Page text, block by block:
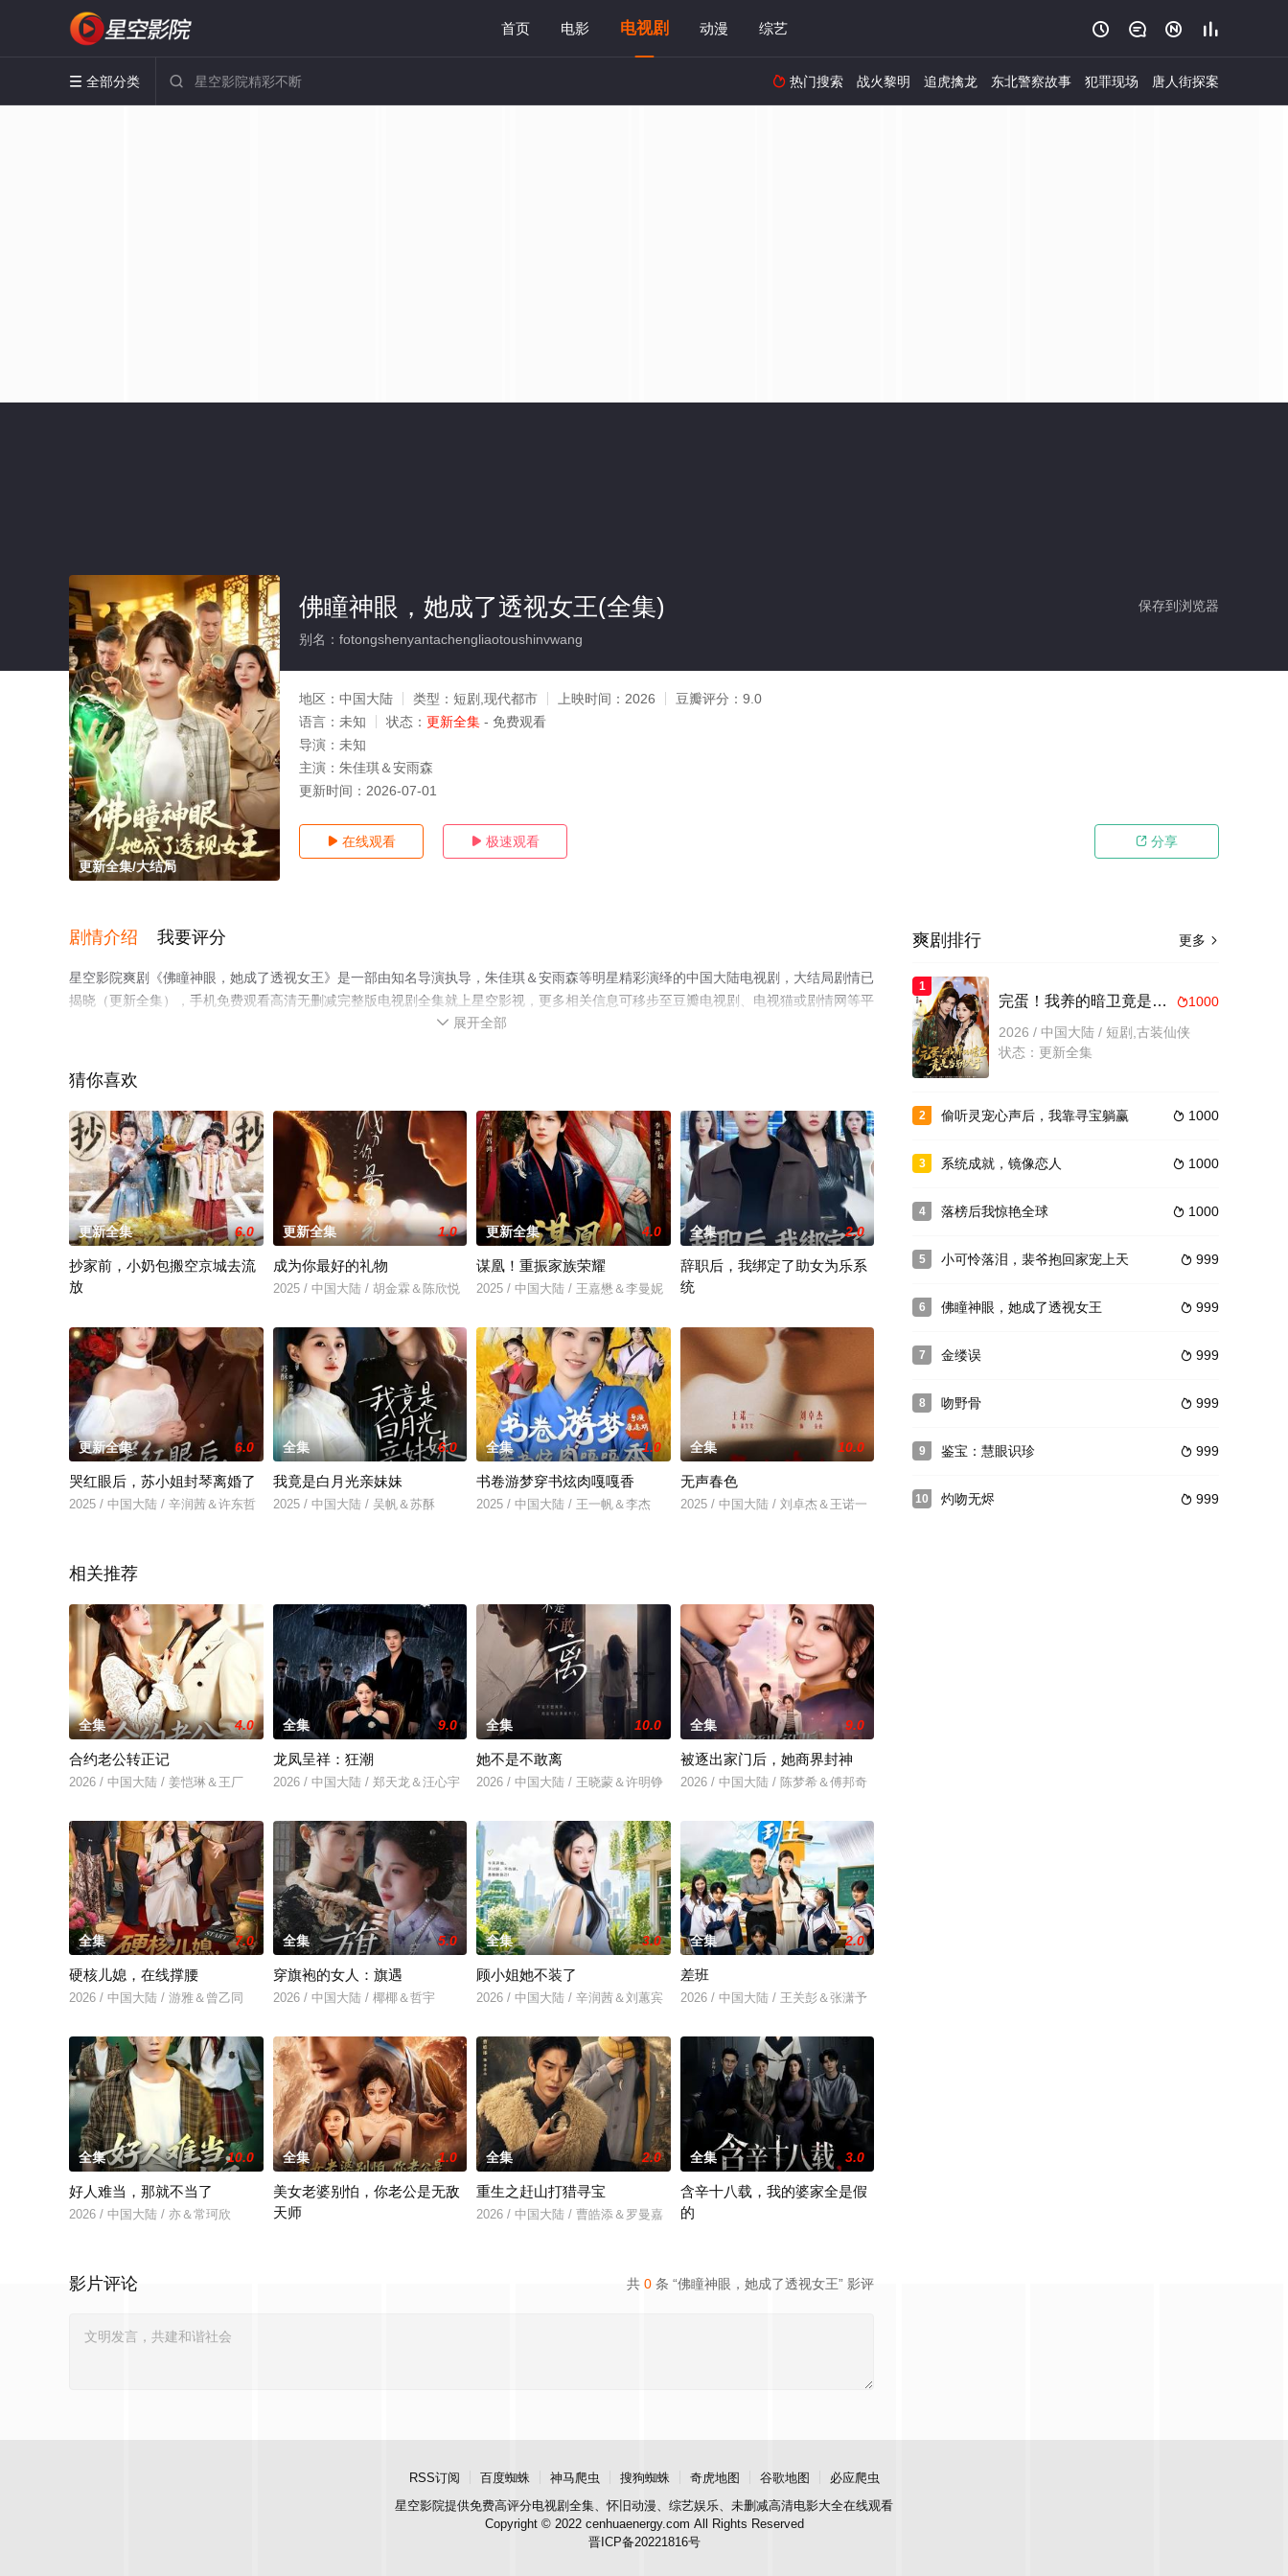
首页 电影 电视剧 动漫 综艺    
 全部分类   热门搜索 战火黎明 追虎擒龙 东北警察故事 犯罪现场 唐人街探案
更新全集/大结局
保存到浏览器
佛瞳神眼，她成了透视女王(全集)
别名：fotongshenyantachengliaotoushinvwang
地区： 中国大陆 类型： 短剧,现代都市 上映时间： 2026 豆瓣评分： 9.0
语言： 未知 状态： 更新全集 - 免费观看
导演： 未知
主演： 朱佳琪＆安雨森
更新时间： 2026-07-01
 在线观看  极速观看  分享
剧情介绍 我要评分
星空影院爽剧《佛瞳神眼，她成了透视女王》是一部由知名导演执导，朱佳琪＆安雨森等明星精彩演绎的中国大陆电视剧，大结局剧情已
揭晓（更新全集），手机免费观看高清无删减完整版电视剧全集就上星空影视，更多相关信息可移步至豆瓣电视剧、电视猫或剧情网等平
 展开全部
猜你喜欢
更新全集 6.0
抄家前，小奶包搬空京城去流
放
更新全集 1.0
成为你最好的礼物
2025 / 中国大陆 / 胡金霖＆陈欣悦
更新全集 4.0
谋凰！重振家族荣耀
2025 / 中国大陆 / 王嘉懋＆李曼妮
全集 2.0
辞职后，我绑定了助女为乐系
统
更新全集 6.0
哭红眼后，苏小姐封琴离婚了
2025 / 中国大陆 / 辛润茜＆许东哲
全集 6.0
我竟是白月光亲妹妹
2025 / 中国大陆 / 吴帆＆苏酥
全集 1.0
书卷游梦穿书炫肉嘎嘎香
2025 / 中国大陆 / 王一帆＆李杰
全集 10.0
无声春色
2025 / 中国大陆 / 刘卓杰＆王诺一
相关推荐
全集 4.0
合约老公转正记
2026 / 中国大陆 / 姜恺琳＆王厂
全集 9.0
龙凤呈祥：狂潮
2026 / 中国大陆 / 郑天龙＆汪心宇
全集 10.0
她不是不敢离
2026 / 中国大陆 / 王晓蒙＆许明铮
全集 9.0
被逐出家门后，她商界封神
2026 / 中国大陆 / 陈梦希＆傅邦奇
全集 7.0
硬核儿媳，在线撑腰
2026 / 中国大陆 / 游雅＆曾乙同
全集 5.0
穿旗袍的女人：旗遇
2026 / 中国大陆 / 椰椰＆哲宇
全集 3.0
顾小姐她不装了
2026 / 中国大陆 / 辛润茜＆刘蕙宾
全集 2.0
差班
2026 / 中国大陆 / 王关彭＆张潇予
全集 10.0
好人难当，那就不当了
2026 / 中国大陆 / 亦＆常珂欣
全集 1.0
美女老婆别怕，你老公是无敌
天师
全集 2.0
重生之赶山打猎寻宝
2026 / 中国大陆 / 曹皓添＆罗曼嘉
全集 3.0
含辛十八载，我的婆家全是假
的
共 0 条 “佛瞳神眼，她成了透视女王” 影评
影片评论
更多 
爽剧排行
1
1000
完蛋！我养的暗卫竟是当朝太子
2026 / 中国大陆 / 短剧,古装仙侠
状态：更新全集
2  1000
偷听灵宠心声后，我靠寻宝躺赢
3  1000
系统成就，镜像恋人
4  1000
落榜后我惊艳全球
5  999
小可怜落泪，裴爷抱回家宠上天
6  999
佛瞳神眼，她成了透视女王
7  999
金缕误
8  999
吻野骨
9  999
鉴宝：慧眼识珍
10  999
灼吻无烬
RSS订阅 百度蜘蛛 神马爬虫 搜狗蜘蛛 奇虎地图 谷歌地图
必应爬虫
星空影院提供免费高评分电视剧全集、怀旧动漫、综艺娱乐、未删减高清电影大全在线观看
Copyright © 2022 cenhuaenergy.com All Rights Reserved
晋ICP备20221816号